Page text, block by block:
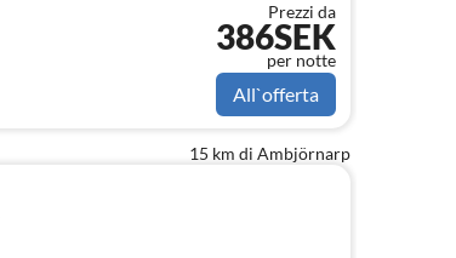
Prezzi da
386SEK
per notte
All`offerta
15 km di Ambjörnarp